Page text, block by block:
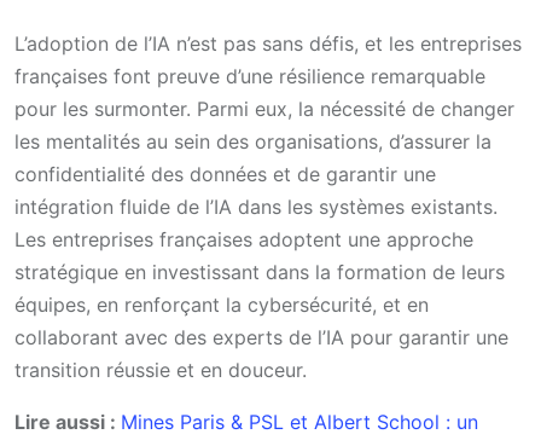
L’adoption de l’IA n’est pas sans défis, et les entreprises
françaises font preuve d’une résilience remarquable
pour les surmonter. Parmi eux, la nécessité de changer
les mentalités au sein des organisations, d’assurer la
confidentialité des données et de garantir une
intégration fluide de l’IA dans les systèmes existants.
Les entreprises françaises adoptent une approche
stratégique en investissant dans la formation de leurs
équipes, en renforçant la cybersécurité, et en
collaborant avec des experts de l’IA pour garantir une
transition réussie et en douceur.
Lire aussi : Mines Paris & PSL et Albert School : un